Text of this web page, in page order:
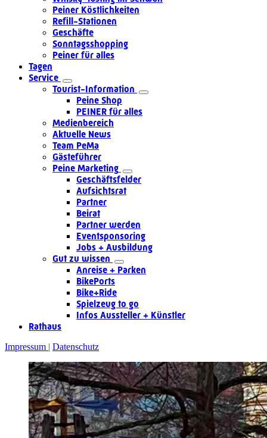
Peiner Köstlichkeiten
Refill-Stationen
Geschäfte
Sonntagsshopping
Peiner für alles
Tagen
Service
Tourist-Information
Peine Shop
PEINER für alles
Medienbereich
Aktuelle News
Team PeMa
Gästeführer
Peine Marketing
Geschäftsfelder
Aufsichtsrat
Partner
Beirat
Partner werden
Eventsponsoring
Jobs + Ausbildung
Gut zu wissen
Anreise + Parken
BikePorts
Bike+Ride
Spielzeug to go
Infos Aussteller + Künstler
Rathaus
Impressum Datenschutz